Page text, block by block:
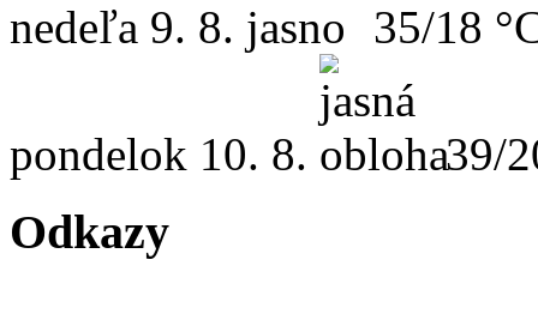
nedeľa 9. 8. 35/18
pondelok 10. 8. 39/
Odkazy